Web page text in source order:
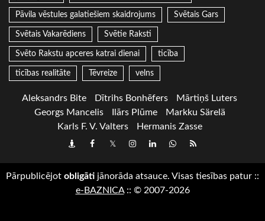
Pāvila vēstules galatiešiem skaidrojums Svētais Gars
Svētais Vakarēdiens Svētie Raksti
Svēto Rakstu apceres katrai dienai ticība
ticības realitāte Tēvreize velns
Aleksandrs Bite Dītrihs Bonhēfers
Mārtiņš Luters
Georgs Mancelis
Ilārs Plūme
Markku Särelä
Karls F. V. Valters
Hermanis Zasse
DraugiemFacebook
TwitterInstagram
LinkedInwhatsapp
RSS
Pārpublicējot obligāti jānorāda atsauce. Visas tiesības patur ::
e-BAZNICA:: © 2007-2026